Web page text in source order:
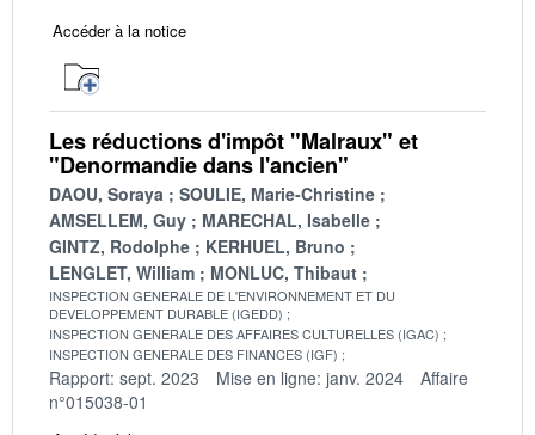
Accéder à la notice
Les réductions d'impôt "Malraux" et
"Denormandie dans l'ancien"
DAOU, Soraya
SOULIE, Marie-Christine
AMSELLEM, Guy
MARECHAL, Isabelle
GINTZ, Rodolphe
KERHUEL, Bruno
LENGLET, William
MONLUC, Thibaut
INSPECTION GENERALE DE L'ENVIRONNEMENT ET DU
DEVELOPPEMENT DURABLE (IGEDD)
INSPECTION GENERALE DES AFFAIRES CULTURELLES (IGAC)
INSPECTION GENERALE DES FINANCES (IGF)
Rapport: sept. 2023 Mise en ligne: janv. 2024
Affaire
n°015038-01